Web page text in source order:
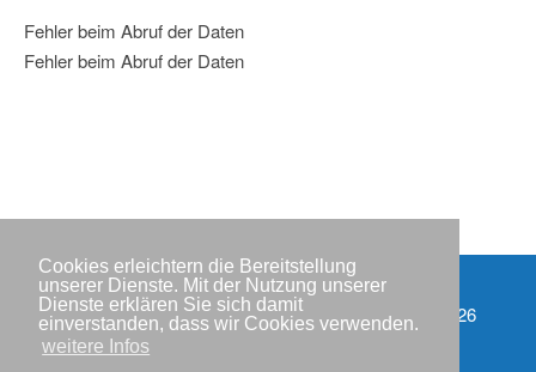
Cookies erleichtern die Bereitstellung
unserer Dienste. Mit der Nutzung unserer
Dienste erklären Sie sich damit
einverstanden, dass wir Cookies verwenden.
weitere Infos
Fehler beim Abruf der Daten
Fehler beim Abruf der Daten
Partner
Impressum
Copyright © IWR 2026